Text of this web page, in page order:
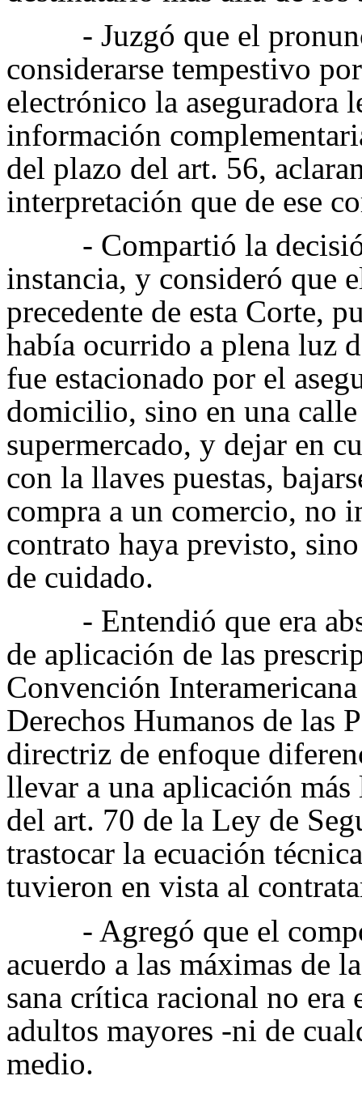
- Juzgó que el
considerarse tempestivo
electrónico la aseguradora
información
del plazo del art. 56,
interpretación que de ese
- Compartió la
instancia, y consideró que
precedente de esta Corte,
había ocurrido a plena luz
fue estacionado por el
domicilio, sino en una
supermercado, y dejar en
con la llaves puestas,
compra a un comercio, no
contrato haya previsto,
de cuidado.
- Entendió que era
de aplicación de las
Convención
Derechos Humanos de las
directriz de enfoque
llevar a una aplicación
del art. 70 de la Ley de
trastocar la ecuación
tuvieron en vista al
- Agregó que el
acuerdo a las máximas de
sana crítica racional no era
adultos mayores -ni de
medio.